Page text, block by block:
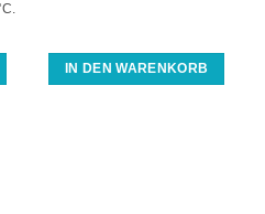
IN DEN WARENKORB